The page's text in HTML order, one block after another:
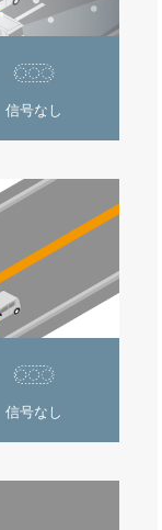
信号なし
信号なし